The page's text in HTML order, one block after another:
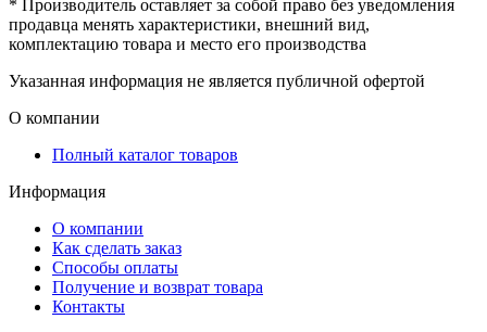
* Производитель оставляет за собой право без уведомления
продавца менять характеристики, внешний вид,
комплектацию товара и место его производства
Указанная информация не является публичной офертой
О компании
Полный каталог товаров
Информация
О компании
Как сделать заказ
Способы оплаты
Получение и возврат товара
Контакты